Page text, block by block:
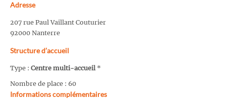
Adresse
207 rue Paul Vaillant Couturier
92000 Nanterre
Structure d’accueil
Type : Centre multi-accueil*
Nombre de place : 60
Informations complémentaires